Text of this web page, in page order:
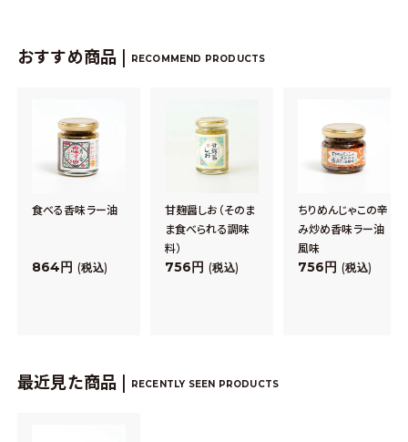
おすすめ商品 | RECOMMEND PRODUCTS
食べる香味ラー油
864 税込
甘麹醤しお（そのま
ま食べられる調味
料）
756 税込
ちりめんじゃこの辛
み炒め香味ラー油
風味
756 税込
最近見た商品 | RECENTLY SEEN PRODUCTS